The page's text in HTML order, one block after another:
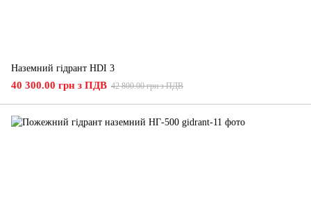
Наземний гідрант HDI 3
40 300.00 грн з ПДВ 42 800.00 грн з ПДВ